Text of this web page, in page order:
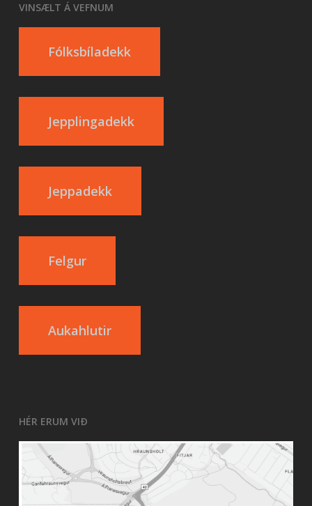
VINSÆLT Á VEFNUM
Fólksbíladekk
Jepplingadekk
Jeppadekk
Felgur
Aukahlutir
HÉR ERUM VIÐ